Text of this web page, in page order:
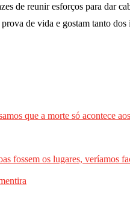
de reunir esforços para dar
de vida e gostam tanto
que a morte só acontece
fossem os lugares,